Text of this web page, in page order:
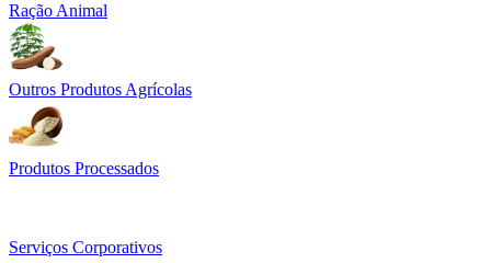
Ração Animal
Outros Produtos Agrícolas
Produtos Processados
Serviços Corporativos